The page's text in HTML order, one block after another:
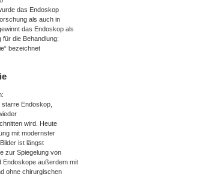
das Endoskop
als auch in
das Endoskop als
die Behandlung:
bezeichnet
Endoskop,
wird. Heute
mit modernster
ist längst
zur Spiegelung von
Endoskope außerdem mit
ohne chirurgischen